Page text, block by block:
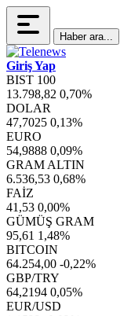
Haber ara...
Giriş Yap
BIST 100
13.798,82 0,70%
DOLAR
47,7025 0,13%
EURO
54,9888 0,09%
GRAM ALTIN
6.536,53 0,68%
FAİZ
41,53 0,00%
GÜMÜŞ GRAM
95,61 1,48%
BITCOIN
64.254,00 -0,22%
GBP/TRY
64,2194 0,05%
EUR/USD